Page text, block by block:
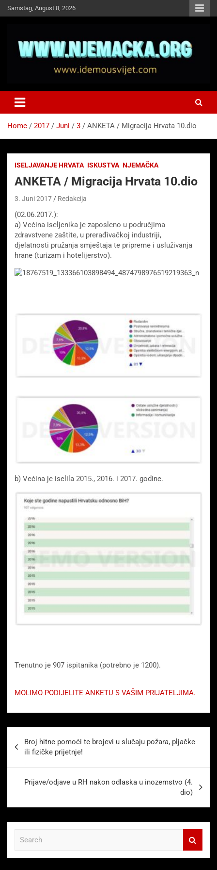
Skip
to
Samstag, August 8, 2026
Idemo u Svijet-Njemacka!
Home 2017 Juni 3 ANKETA / Migracija Hrvata 10.dio
ISELJAVANJE HRVATA ISKUSTVA NJEMAČKA
ANKETA / Migracija Hrvata 10.dio
3. Juni 2017 Redakcija
(02.06.2017.):
a) Većina iseljenika je zaposleno u područjima
zdravstvene zaštite, u prerađivačkoj industriji,
djelatnosti pružanja smještaja te pripreme i usluživanja
hrane (turizam i hotelijerstvo).
b) Većina je iselila 2015., 2016. i 2017. godine.
Trenutno je 907 ispitanika (potrebno je 1200).
MOLIMO PODIJELITE ANKETU S VAŠIM PRIJATELJIMA.
Broj hitne pomoći te brojevi u slučaju požara, pljačke
ili fizičke prijetnje!
Prijave/odjave u RH nakon odlaska u inozemstvo (4.
dio)